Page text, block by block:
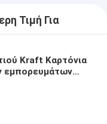
Τιμή Για
Kraft Καρτόνια
εμπορευμάτων